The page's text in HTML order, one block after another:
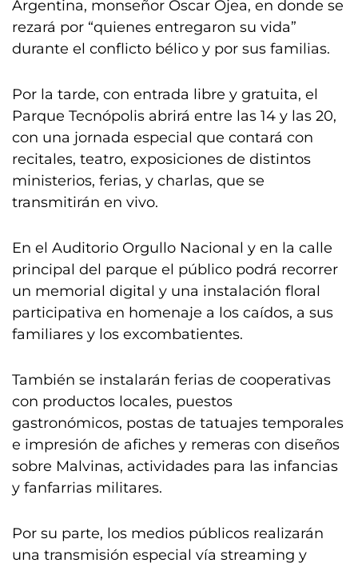
Argentina, monseñor Oscar Ojea, en donde se
rezará por “quienes entregaron su vida”
durante el conflicto bélico y por sus familias.
Por la tarde, con entrada libre y gratuita, el
Parque Tecnópolis abrirá entre las 14 y las 20,
con una jornada especial que contará con
recitales, teatro, exposiciones de distintos
ministerios, ferias, y charlas, que se
transmitirán en vivo.
En el Auditorio Orgullo Nacional y en la calle
principal del parque el público podrá recorrer
un memorial digital y una instalación floral
participativa en homenaje a los caídos, a sus
familiares y los excombatientes.
También se instalarán ferias de cooperativas
con productos locales, puestos
gastronómicos, postas de tatuajes temporales
e impresión de afiches y remeras con diseños
sobre Malvinas, actividades para las infancias
y fanfarrias militares.
Por su parte, los medios públicos realizarán
una transmisión especial vía streaming y